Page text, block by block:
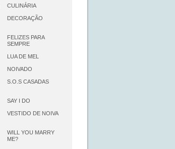
CULINÁRIA
DECORAÇÃO
FELIZES PARA
SEMPRE
LUA DE MEL
NOIVADO
S.O.S CASADAS
SAY I DO
VESTIDO DE NOIVA
WILL YOU MARRY
ME?